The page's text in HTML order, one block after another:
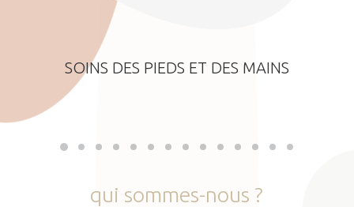
SOINS DES PIEDS ET DES MAINS
qui sommes-nous ?